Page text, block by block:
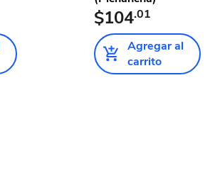
$104.01
Agregar al
carrito